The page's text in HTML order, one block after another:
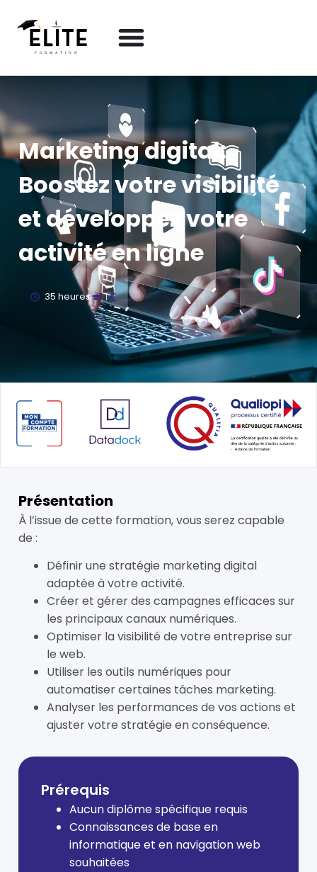
Marketing digital:
Boostez votre visibilité
et développez votre
activité en ligne
35 heures
Présentation
À l’issue de cette formation, vous serez capable
de :
Définir une stratégie marketing digital
adaptée à votre activité.
Créer et gérer des campagnes efficaces sur
les principaux canaux numériques.
Optimiser la visibilité de votre entreprise sur
le web.
Utiliser les outils numériques pour
automatiser certaines tâches marketing.
Analyser les performances de vos actions et
ajuster votre stratégie en conséquence.
Prérequis
Aucun diplôme spécifique requis
Connaissances de base en
informatique et en navigation web
souhaitées